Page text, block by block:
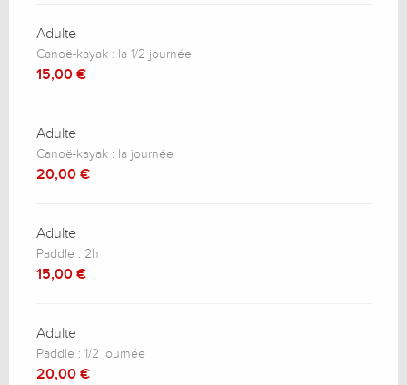
Adulte
Canoë-kayak : la 1/2 journée
15,00 €
Adulte
Canoë-kayak : la journée
20,00 €
Adulte
Paddle : 2h
15,00 €
Adulte
Paddle : 1/2 journée
20,00 €